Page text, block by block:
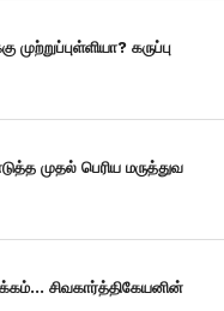
கருப்பு
முதல் பெரிய மருத்துவ
சிவகார்த்திகேயனின்